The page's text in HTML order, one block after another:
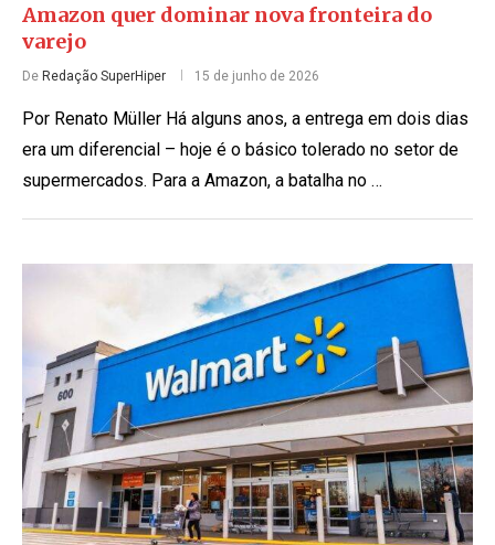
Amazon quer dominar nova fronteira do
varejo
De Redação SuperHiper 15 de junho de 2026
Por Renato Müller Há alguns anos, a entrega em dois dias
era um diferencial – hoje é o básico tolerado no setor de
supermercados. Para a Amazon, a batalha no …